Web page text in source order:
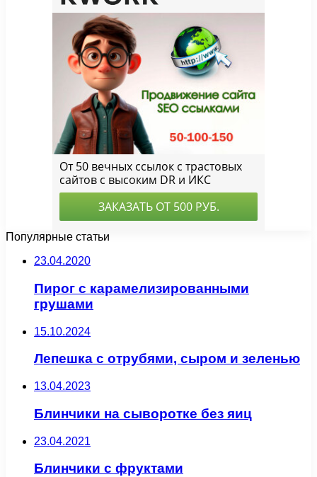
Популярные статьи
23.04.2020
Пирог с карамелизированными
грушами
15.10.2024
Лепешка с отрубями, сыром и зеленью
13.04.2023
Блинчики на сыворотке без яиц
23.04.2021
Блинчики с фруктами